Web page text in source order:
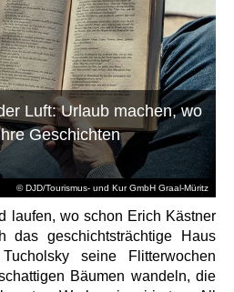
© DJD/Tourismus- und Kur GmbH Graal-Müritz
Luft: Urlaub machen, wo
Geschichten
laufen, wo schon Erich Kästner
das geschichtsträchtige Haus
seine Flitterwochen
Bäumen wandeln, die